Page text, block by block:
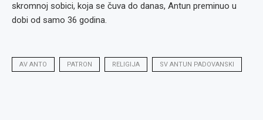
skromnoj sobici, koja se čuva do danas, Antun preminuo u
dobi od samo 36 godina.
AV ANTO PATRON RELIGIJA SV ANTUN PADOVANSKI